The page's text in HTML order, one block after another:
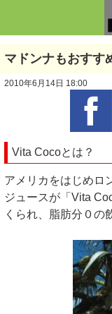
マドンナもおすす
2010年6月14日 18:00
Vita Cocoとは？
アメリカをはじめロ
ジュースが「Vita
くられ、脂肪分０の